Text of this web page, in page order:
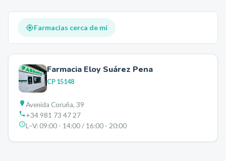
Farmacias cerca de mí
Farmacia Eloy Suárez Pena
CP 15148
Avenida Coruña, 39
+34 981 73 47 27
L–V:09:00 - 14:00 / 16:00 - 20:00